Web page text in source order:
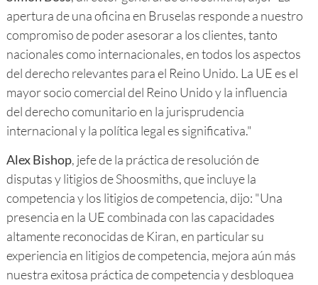
apertura de una oficina en Bruselas responde a nuestro
compromiso de poder asesorar a los clientes, tanto
nacionales como internacionales, en todos los aspectos
del derecho relevantes para el Reino Unido. La UE es el
mayor socio comercial del Reino Unido y la influencia
del derecho comunitario en la jurisprudencia
internacional y la política legal es significativa."
Alex Bishop, jefe de la práctica de resolución de
disputas y litigios de Shoosmiths, que incluye la
competencia y los litigios de competencia, dijo: "Una
presencia en la UE combinada con las capacidades
altamente reconocidas de Kiran, en particular su
experiencia en litigios de competencia, mejora aún más
nuestra exitosa práctica de competencia y desbloquea